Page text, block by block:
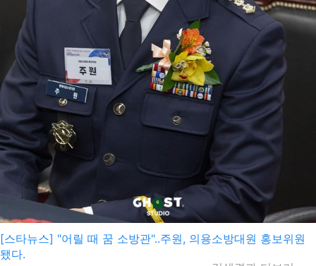
[스타뉴스] "어릴 때 꿈 소방관"..주원, 의용소방대원 홍보위원
됐다.